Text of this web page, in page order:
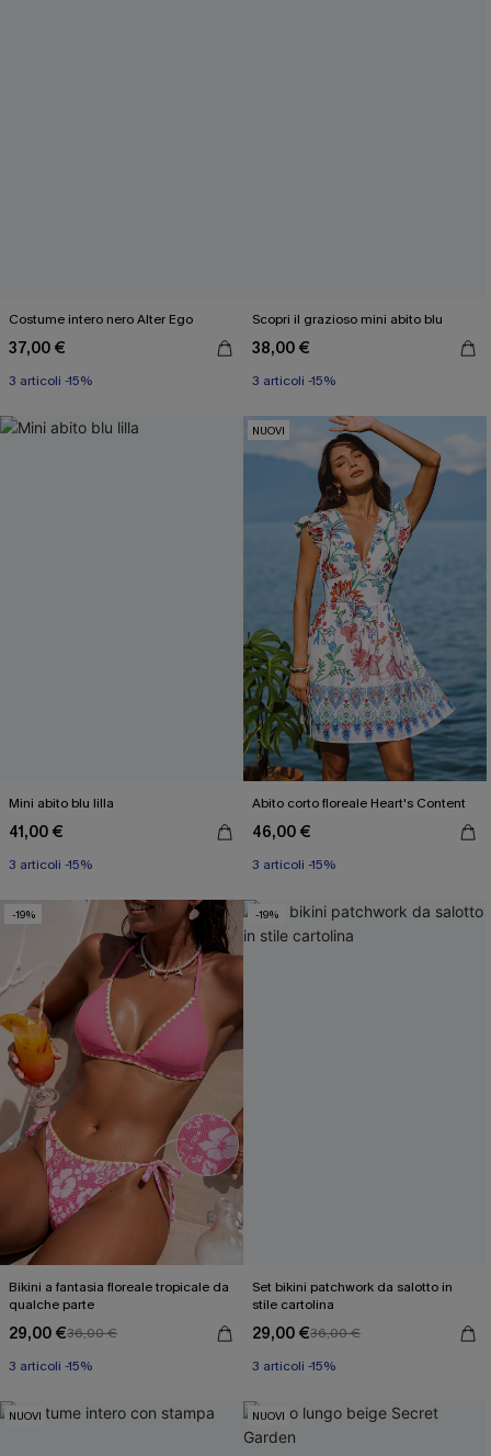
Costume intero nero Alter Ego
37,00 €
3 articoli -15%
Scopri il grazioso mini abito blu
38,00 €
3 articoli -15%
Mini abito blu lilla
41,00 €
3 articoli -15%
NUOVI
Abito corto floreale Heart's Content
46,00 €
3 articoli -15%
-19%
Bikini a fantasia floreale tropicale da
qualche parte
29,00 €36,00 €
3 articoli -15%
-19%
Set bikini patchwork da salotto in
stile cartolina
29,00 €36,00 €
3 articoli -15%
NUOVI NUOVI